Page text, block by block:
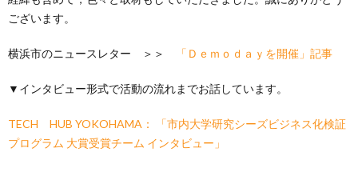
ございます。
横浜市のニュースレター ＞＞ 「Ｄｅｍｏｄａｙを開催」記事
▼インタビュー形式で活動の流れまでお話しています。
TECH HUB YOKOHAMA： 「市内大学研究シーズビジネス化検証
プログラム 大賞受賞チーム インタビュー」